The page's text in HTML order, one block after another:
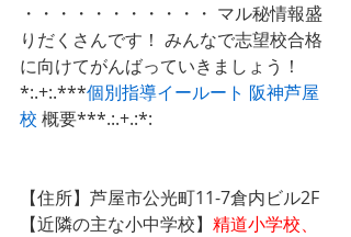
・・・・・・・・・・・ マル秘情報盛
りだくさんです！ みんなで志望校合格
に向けてがんばっていきましょう！
*:.+:.***個別指導イールート 阪神芦屋
校 概要***.:.+.:*:
【住所】芦屋市公光町11-7倉内ビル2F
【近隣の主な小中学校】 精道小学校、